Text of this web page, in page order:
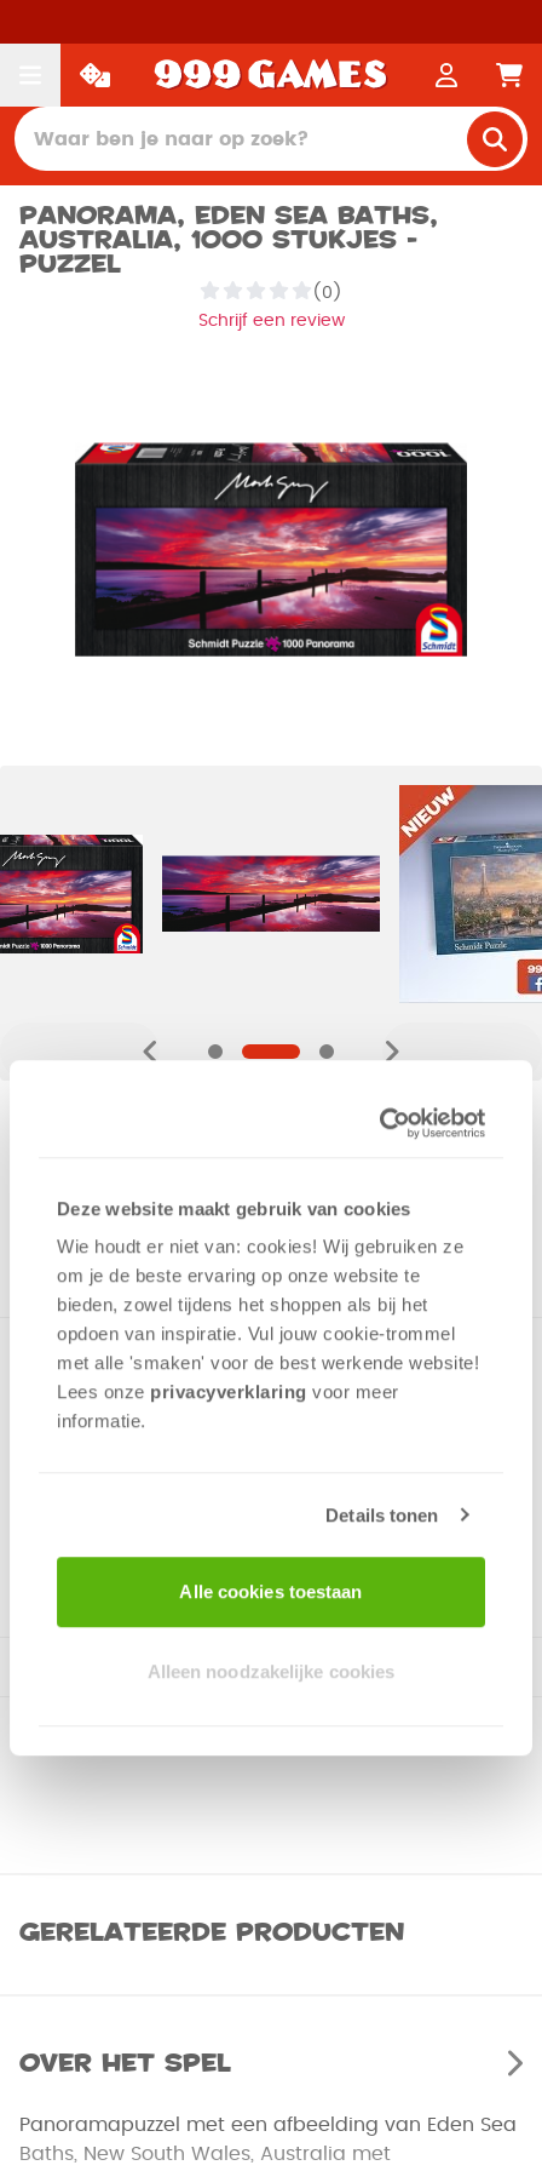
Deze website maakt gebruik van cookies
Wie houdt er niet van: cookies! Wij gebruiken ze
om je de beste ervaring op onze website te
bieden, zowel tijdens het shoppen als bij het
opdoen van inspiratie. Vul jouw cookie-trommel
met alle 'smaken' voor de best werkende website​!
Lees onze privacyverklaring voor meer
informatie.
Details tonen
Alle cookies toestaan
Alleen noodzakelijke cookies
Panorama, Eden Sea Baths,
Australia, 1000 stukjes -
Puzzel
(0)
Schrijf een review
ONTVANG 170 OVERWINNINGSPUNTEN
Deze puzzels, die in verschillende formaten verkrijgbaar zijn,
zijn van de hoogste kwaliteit. De stukjes zijn zo fijn gesneden
dat ze naadloos aan elkaar passen. De prachtige
v.a. 12 jaar
Gerelateerde producten
Over het spel
Panoramapuzzel met een afbeelding van Eden Sea
Baths, New South Wales, Australia met